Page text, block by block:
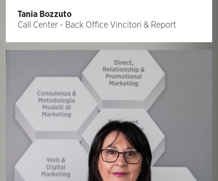
Tania Bozzuto
Call Center - Back Office Vincitori & Report